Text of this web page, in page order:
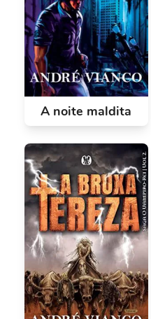
A noite maldita